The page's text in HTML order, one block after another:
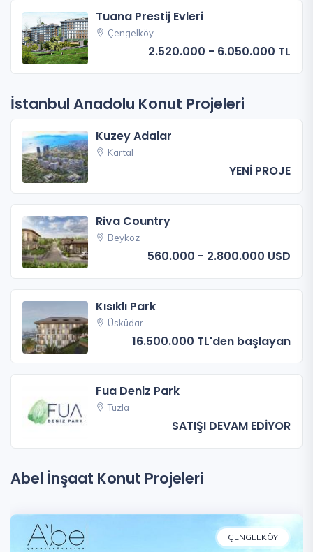
Tuana Prestij Evleri
Çengelköy
2.520.000 - 6.050.000 TL
İstanbul Anadolu Konut Projeleri
Kuzey Adalar
Kartal
YENİ PROJE
Riva Country
Beykoz
560.000 - 2.800.000 USD
Kısıklı Park
Üsküdar
16.500.000 TL'den başlayan
Fua Deniz Park
Tuzla
SATIŞI DEVAM EDİYOR
Abel İnşaat Konut Projeleri
ÇENGELKÖY